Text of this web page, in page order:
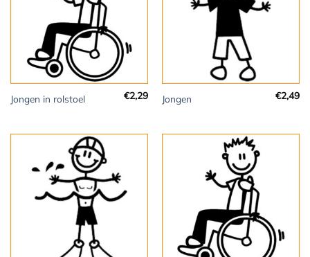
Jongen in rolstoel €2,29 Jongen €2,49